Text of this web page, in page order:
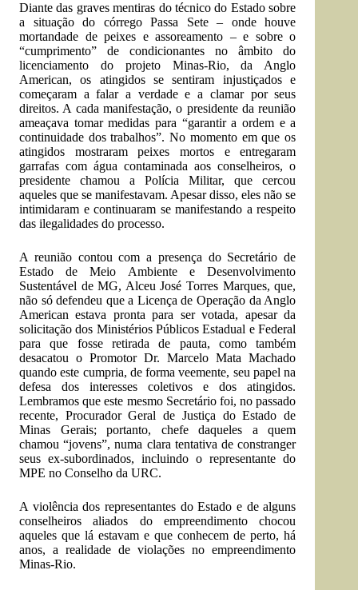
Diante das graves mentiras do técnico do Estado sobre
a situação do córrego Passa Sete – onde houve
mortandade de peixes e assoreamento – e sobre o
“cumprimento” de condicionantes no âmbito do
licenciamento do projeto Minas-Rio, da Anglo
American, os atingidos se sentiram injustiçados e
começaram a falar a verdade e a clamar por seus
direitos. A cada manifestação, o presidente da reunião
ameaçava tomar medidas para “garantir a ordem e a
continuidade dos trabalhos”. No momento em que os
atingidos mostraram peixes mortos e entregaram
garrafas com água contaminada aos conselheiros, o
presidente chamou a Polícia Militar, que cercou
aqueles que se manifestavam. Apesar disso, eles não se
intimidaram e continuaram se manifestando a respeito
das ilegalidades do processo.
A reunião contou com a presença do Secretário de
Estado de Meio Ambiente e Desenvolvimento
Sustentável de MG, Alceu José Torres Marques, que,
não só defendeu que a Licença de Operação da Anglo
American estava pronta para ser votada, apesar da
solicitação dos Ministérios Públicos Estadual e Federal
para que fosse retirada de pauta, como também
desacatou o Promotor Dr. Marcelo Mata Machado
quando este cumpria, de forma veemente, seu papel na
defesa dos interesses coletivos e dos atingidos.
Lembramos que este mesmo Secretário foi, no passado
recente, Procurador Geral de Justiça do Estado de
Minas Gerais; portanto, chefe daqueles a quem
chamou “jovens”, numa clara tentativa de constranger
seus ex-subordinados, incluindo o representante do
MPE no Conselho da URC.
A violência dos representantes do Estado e de alguns
conselheiros aliados do empreendimento chocou
aqueles que lá estavam e que conhecem de perto, há
anos, a realidade de violações no empreendimento
Minas-Rio.